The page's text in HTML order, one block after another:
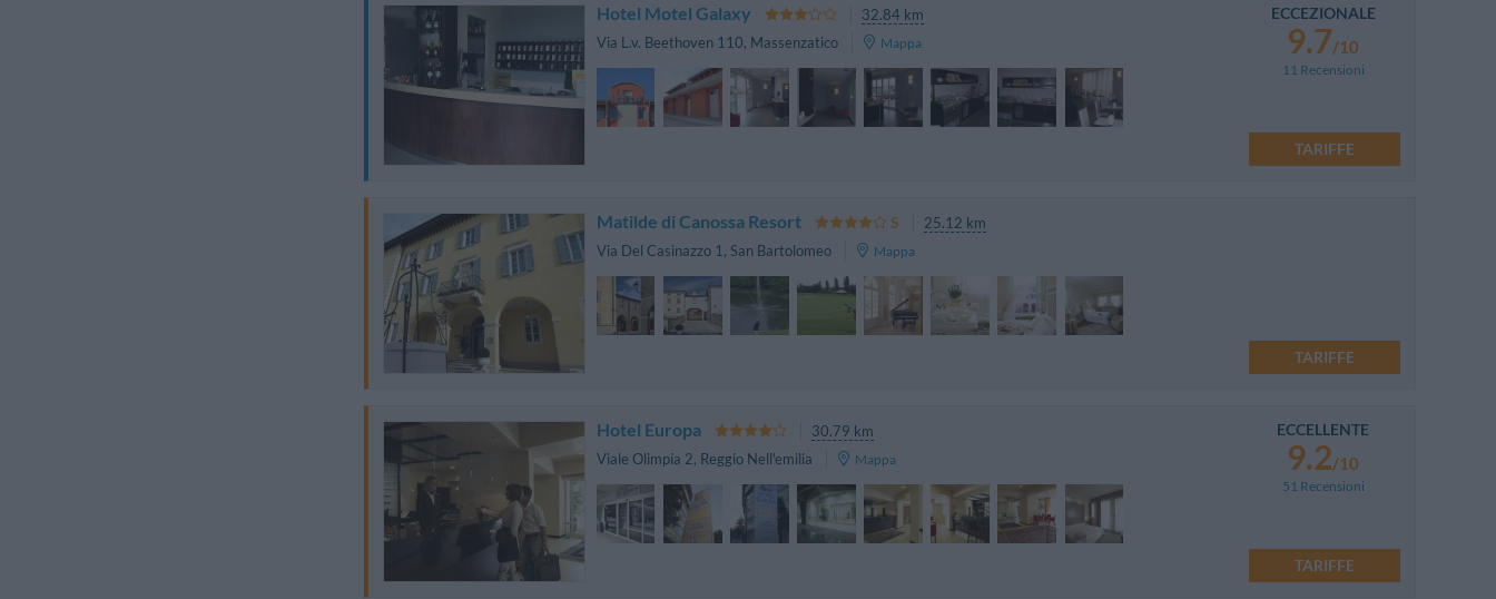
Hotel Motel Galaxy
32.84 km
Via L.v. Beethoven 110, Massenzatico Mappa
ECCEZIONALE
9.7/10
11 Recensioni
TARIFFE
Matilde di Canossa Resort
25.12 km
Via Del Casinazzo 1 , San Bartolomeo Mappa
TARIFFE
Hotel Europa
30.79 km
Viale Olimpia 2, Reggio Nell'emilia Mappa
ECCELLENTE
9.2/10
51 Recensioni
TARIFFE